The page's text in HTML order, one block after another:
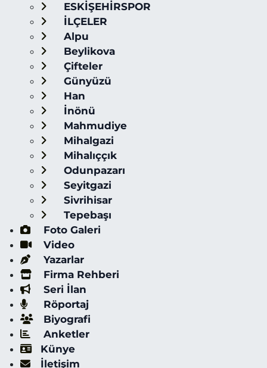
ESKİŞEHİRSPOR
İLÇELER
Alpu
Beylikova
Çifteler
Günyüzü
Han
İnönü
Mahmudiye
Mihalgazi
Mihalıççık
Odunpazarı
Seyitgazi
Sivrihisar
Tepebaşı
Foto Galeri
Video
Yazarlar
Firma Rehberi
Seri İlan
Röportaj
Biyografi
Anketler
Künye
İletişim